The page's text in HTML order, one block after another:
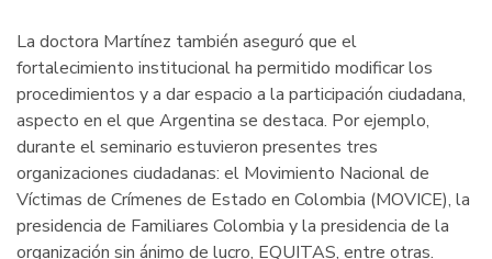
La doctora Martínez también aseguró que el
fortalecimiento institucional ha permitido modificar los
procedimientos y a dar espacio a la participación ciudadana,
aspecto en el que Argentina se destaca. Por ejemplo,
durante el seminario estuvieron presentes tres
organizaciones ciudadanas: el Movimiento Nacional de
Víctimas de Crímenes de Estado en Colombia (MOVICE), la
presidencia de Familiares Colombia y la presidencia de la
organización sin ánimo de lucro, EQUITAS, entre otras.